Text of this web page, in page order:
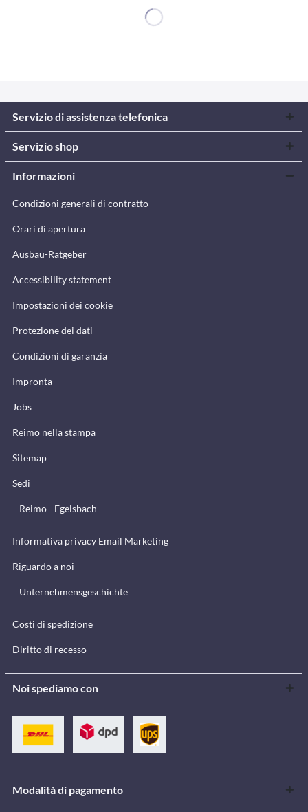
Servizio di assistenza telefonica
Servizio shop
Informazioni
Condizioni generali di contratto
Orari di apertura
Ausbau-Ratgeber
Accessibility statement
Impostazioni dei cookie
Protezione dei dati
Condizioni di garanzia
Impronta
Jobs
Reimo nella stampa
Sitemap
Sedi
Reimo - Egelsbach
Informativa privacy Email Marketing
Riguardo a noi
Unternehmensgeschichte
Costi di spedizione
Diritto di recesso
Noi spediamo con
Modalità di pagamento